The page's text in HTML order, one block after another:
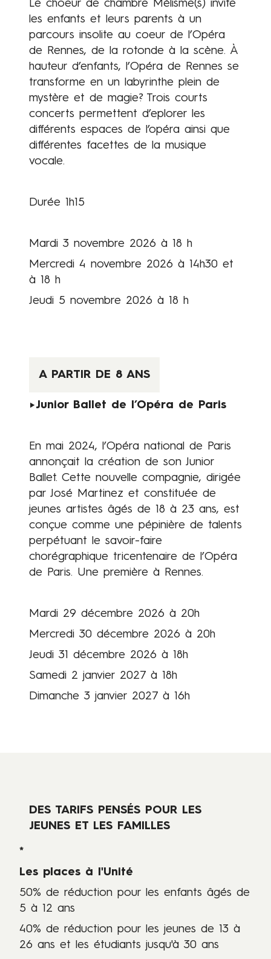
Le choeur de chambre Mélisme(s) invite
les enfants et leurs parents à un
parcours insolite au coeur de l’Opéra
de Rennes, de la rotonde à la scène. À
hauteur d’enfants, l’Opéra de Rennes se
transforme en un labyrinthe plein de
mystère et de magie? Trois courts
concerts permettent d’eplorer les
différents espaces de l’opéra ainsi que
différentes facettes de la musique
vocale.
Durée 1h15
Mardi 3 novembre 2026 à 18 h
Mercredi 4 novembre 2026 à 14h30 et
à 18 h
Jeudi 5 novembre 2026 à 18 h
A PARTIR DE 8 ANS
►Junior Ballet de l’Opéra de Paris
En mai 2024, l’Opéra national de Paris
annonçait la création de son Junior
Ballet. Cette nouvelle compagnie, dirigée
par José Martinez et constituée de
jeunes artistes âgés de 18 à 23 ans, est
conçue comme une pépinière de talents
perpétuant le savoir-faire
chorégraphique tricentenaire de l’Opéra
de Paris. Une première à Rennes.
Mardi 29 décembre 2026 à 20h
Mercredi 30 décembre 2026 à 20h
Jeudi 31 décembre 2026 à 18h
Samedi 2 janvier 2027 à 18h
Dimanche 3 janvier 2027 à 16h
DES TARIFS PENSÉS POUR LES
JEUNES ET LES FAMILLES
*
Les places à l'Unité
50% de réduction pour les enfants âgés de
5 à 12 ans
40% de réduction pour les jeunes de 13 à
26 ans et les étudiants jusqu'à 30 ans